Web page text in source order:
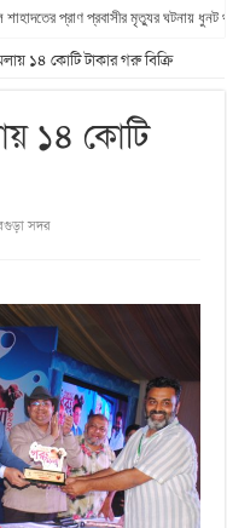
প্রাণ প্রবাসীর মৃত্যুর ঘটনায় ধুনট
১৪ কোটি টাকার গরু বিক্রি
১৪ কোটি
সদর